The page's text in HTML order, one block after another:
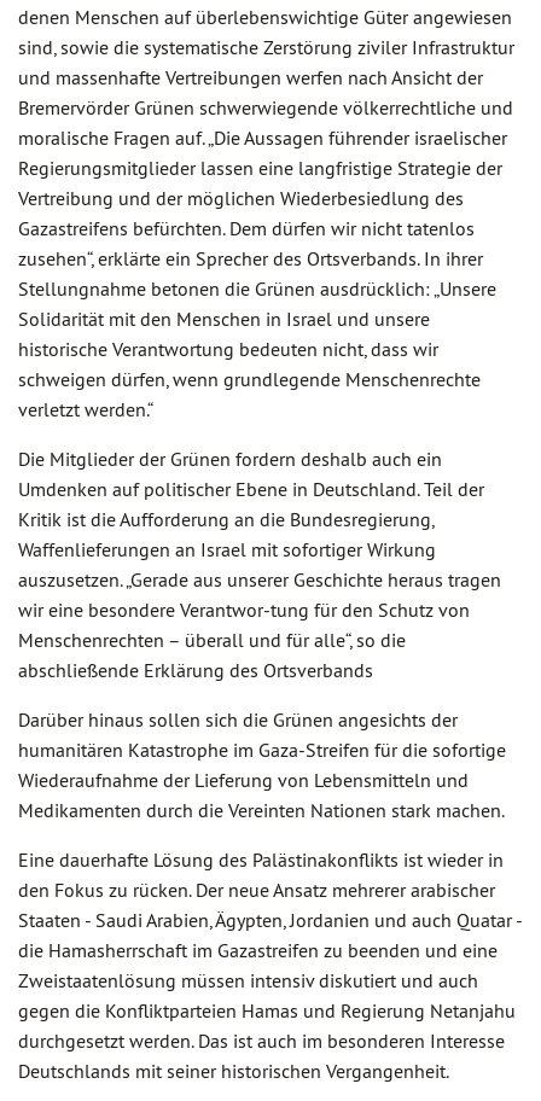
denen Menschen auf überlebenswichtige Güter angewiesen
sind, sowie die systematische Zerstörung ziviler Infrastruktur
und massenhafte Vertreibungen werfen nach Ansicht der
Bremervörder Grünen schwerwiegende völkerrechtliche und
moralische Fragen auf. „Die Aussagen führender israelischer
Regierungsmitglieder lassen eine langfristige Strategie der
Vertreibung und der möglichen Wiederbesiedlung des
Gazastreifens befürchten. Dem dürfen wir nicht tatenlos
zusehen“, erklärte ein Sprecher des Ortsverbands. In ihrer
Stellungnahme betonen die Grünen ausdrücklich: „Unsere
Solidarität mit den Menschen in Israel und unsere
historische Verantwortung bedeuten nicht, dass wir
schweigen dürfen, wenn grundlegende Menschenrechte
verletzt werden.“
Die Mitglieder der Grünen fordern deshalb auch ein
Umdenken auf politischer Ebene in Deutschland. Teil der
Kritik ist die Aufforderung an die Bundesregierung,
Waffenlieferungen an Israel mit sofortiger Wirkung
auszusetzen. „Gerade aus unserer Geschichte heraus tragen
wir eine besondere Verantwor-tung für den Schutz von
Menschenrechten – überall und für alle“, so die
abschließende Erklärung des Ortsverbands
Darüber hinaus sollen sich die Grünen angesichts der
humanitären Katastrophe im Gaza-Streifen für die sofortige
Wiederaufnahme der Lieferung von Lebensmitteln und
Medikamenten durch die Vereinten Nationen stark machen.
Eine dauerhafte Lösung des Palästinakonflikts ist wieder in
den Fokus zu rücken. Der neue Ansatz mehrerer arabischer
Staaten - Saudi Arabien, Ägypten, Jordanien und auch Quatar -
die Hamasherrschaft im Gazastreifen zu beenden und eine
Zweistaatenlösung müssen intensiv diskutiert und auch
gegen die Konfliktparteien Hamas und Regierung Netanjahu
durchgesetzt werden. Das ist auch im besonderen Interesse
Deutschlands mit seiner historischen Vergangenheit.